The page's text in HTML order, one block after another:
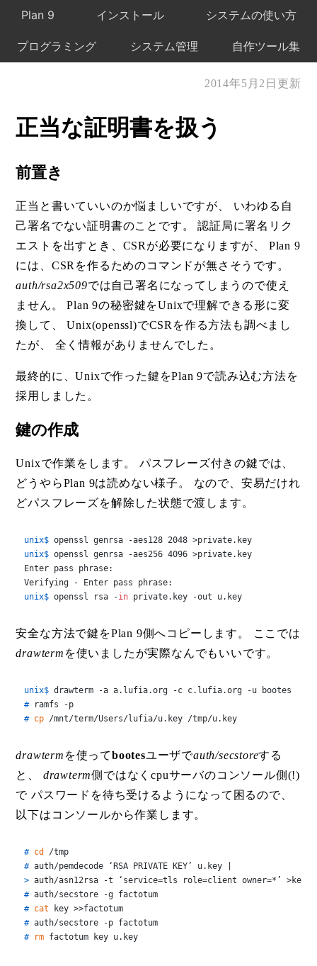
Plan 9 インストール システムの使い方
プログラミング システム管理 自作ツール集
2014年5月2日更新
正当な証明書を扱う
前置き
正当と書いていいのか悩ましいですが、 いわゆる自
己署名でない証明書のことです。 認証局に署名リク
エストを出すとき、CSRが必要になりますが、 Plan 9
には、CSRを作るためのコマンドが無さそうです。
auth/rsa2x509では自己署名になってしまうので使え
ません。 Plan 9の秘密鍵をUnixで理解できる形に変
換して、 Unix(openssl)でCSRを作る方法も調べまし
たが、 全く情報がありませんでした。
最終的に、Unixで作った鍵をPlan 9で読み込む方法を
採用しました。
鍵の作成
Unixで作業をします。 パスフレーズ付きの鍵では、
どうやらPlan 9は読めない様子。 なので、安易だけれ
どパスフレーズを解除した状態で渡します。
unix$ openssl genrsa -aes128 2048 >private.key
unix$ openssl genrsa -aes256 4096 >private.key
Enter pass phrase:
unix$ openssl rsa -in private.key -out u.key
安全な方法で鍵をPlan 9側へコピーします。 ここでは
drawterm を使いましたが実際なんでもいいです。
unix$ drawterm -a a.lufia.org -c c.lufia.org -u bootes
# ramfs -p
# cp /mnt/term/Users/lufia/u.key /tmp/u.key
drawterm を使ってbootesユーザでauth/secstoreする
と、 drawterm側ではなくcpuサーバのコンソール側(!)
で パスワードを待ち受けるようになって困るので、
以下はコンソールから作業します。
# cd
/tmp
# auth/pemdecode ‘RSA PRIVATE KEY’ u.key |
> auth/asn12rsa -t ‘service=tls role=client owner=*’ >key
# auth/secstore -g factotum
# cat key >>factotum
# auth/secstore -p factotum
# rm factotum key u.key